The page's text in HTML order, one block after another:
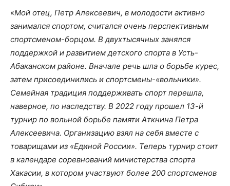
«Мой отец, Петр Алексеевич, в молодости активно
занимался спортом, считался очень перспективным
спортсменом-борцом. В двухтысячных занялся
поддержкой и развитием детского спорта в Усть-
Абаканском районе. Вначале речь шла о борьбе курес,
затем присоединились и спортсмены-«вольники».
Семейная традиция поддерживать спорт перешла,
наверное, по наследству. В 2022 году прошел 13-й
турнир по вольной борьбе памяти Аткнина Петра
Алексеевича. Организацию взял на себя вместе с
товарищами из «Единой России». Теперь турнир стоит
в календаре соревнований министерства спорта
Хакасии, в котором участвуют более 200 спортсменов